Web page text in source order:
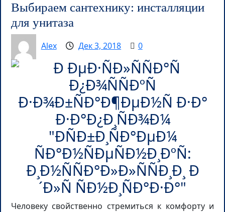
Выбираем сантехнику: инсталляции
для унитаза
Alex Дек 3, 2018 0
Человеку свойственно стремиться к комфорту и